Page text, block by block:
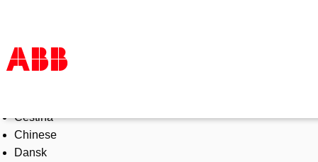
Products & Solutions
Industries
Services
Čeština
Chinese
Dansk